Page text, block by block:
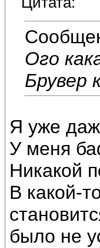
Ого
Брувер
Я уже
У меня
Никакой
В какой-
было не